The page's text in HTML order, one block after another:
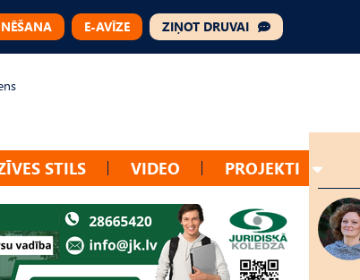
E-AVĪZE ZIŅOT DRUVAI
STILS VIDEO PROJEKTI